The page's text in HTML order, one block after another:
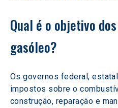
Qual é o objetivo
gasóleo?
Os governos federal,
impostos sobre o
construção, reparação e